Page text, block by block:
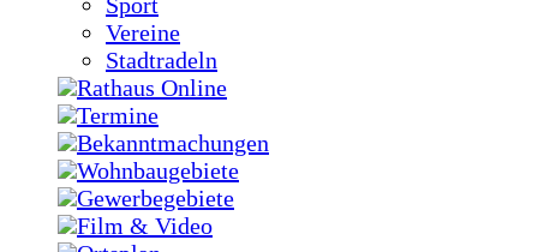
Vereine
Stadtradeln
Rathaus Online
Termine
Bekanntmachungen
Wohnbaugebiete
Gewerbegebiete
Film & Video